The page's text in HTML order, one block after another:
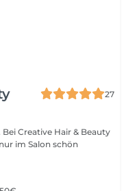
27
im Salon schön